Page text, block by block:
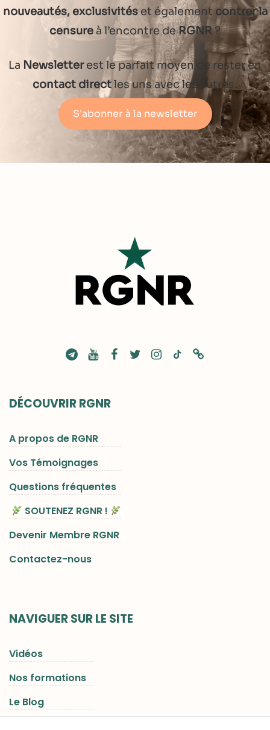
nouveautés, exclusivitéset également contrer la
censureà l’encontre deRGNR?
La Newsletterest le parfait moyen de rester en
contact directles uns avec les autres.
S'abonner à la newsletter
DÉCOUVRIR RGNR
A propos de RGNR
Vos Témoignages
Questions fréquentes
SOUTENEZ RGNR !
Devenir Membre RGNR
Contactez-nous
NAVIGUER SUR LE SITE
Vidéos
Nos formations
Le Blog